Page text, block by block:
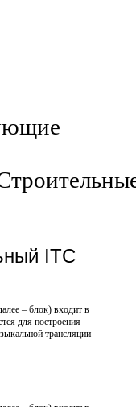
ITC
– блок) входит в
для построения
трансляции